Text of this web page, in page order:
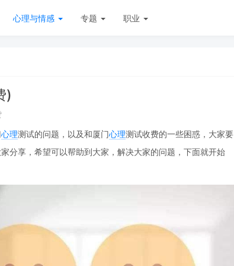
心理与情感 专题 职业
)
心理测试的问题，以及和厦门心理测试收费的一些困惑，大家要
分享，希望可以帮助到大家，解决大家的问题，下面就开始